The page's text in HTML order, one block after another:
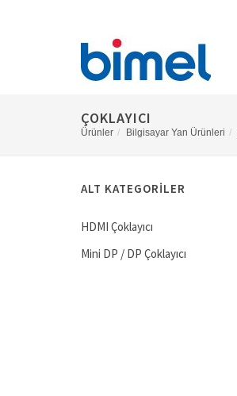
ÇOKLAYICI
Ürünler Bilgisayar Yan Ürünleri
ALT KATEGORILER
HDMI Çoklayıcı
Mini DP / DP Çoklayıcı